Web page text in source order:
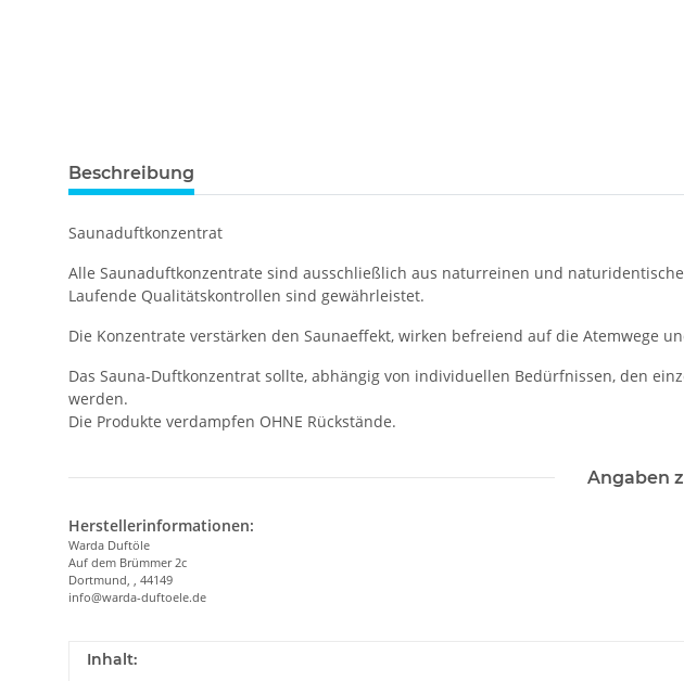
Beschreibung
Saunaduftkonzentrat
Alle Saunaduftkonzentrate sind ausschließlich aus naturreinen und
Laufende Qualitätskontrollen sind gewährleistet.
Die Konzentrate verstärken den Saunaeffekt, wirken befreiend auf die Atemwege
Das Sauna-Duftkonzentrat sollte, abhängig von individuellen Bedürfnissen, den
werden.
Die Produkte verdampfen OHNE Rückstände.
Angaben
Herstellerinformationen:
Warda Duftöle
Auf dem Brümmer 2c
Dortmund, , 44149
info@warda-duftoele.de
Inhalt: